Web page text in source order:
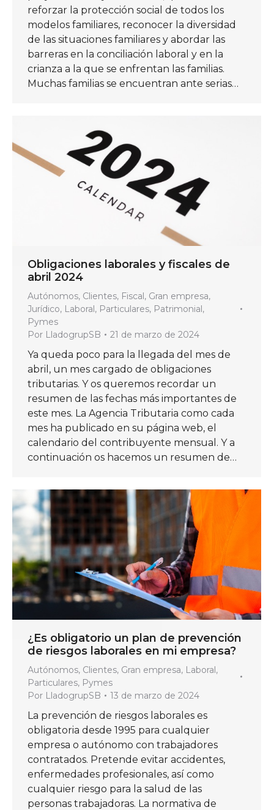
reforzar la protección social de todos los
modelos familiares, reconocer la diversidad
de las situaciones familiares y abordar las
barreras en la conciliación laboral y en la
crianza a la que se enfrentan las familias.
Muchas familias se encuentran ante serias…
Obligaciones laborales y fiscales de
abril 2024
Autónomos, Clientes, Fiscal, Gran empresa,
Jurídico, Laboral, Particulares, Patrimonial,
Pymes
Por LladogrupSB 21 de marzo de 2024
Ya queda poco para la llegada del mes de
abril, un mes cargado de obligaciones
tributarias. Y os queremos recordar un
resumen de las fechas más importantes de
este mes. La Agencia Tributaria como cada
mes ha publicado en su página web, el
calendario del contribuyente mensual. Y a
continuación os hacemos un resumen de…
¿Es obligatorio un plan de prevención
de riesgos laborales en mi empresa?
Autónomos, Clientes, Gran empresa, Laboral,
Particulares, Pymes
Por LladogrupSB 13 de marzo de 2024
La prevención de riesgos laborales es
obligatoria desde 1995 para cualquier
empresa o autónomo con trabajadores
contratados. Pretende evitar accidentes,
enfermedades profesionales, así como
cualquier riesgo para la salud de las
personas trabajadoras. La normativa de